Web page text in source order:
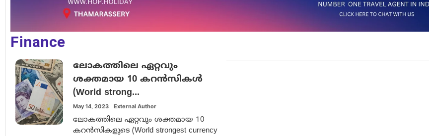
Finance
ലോകത്തിലെ ഏറ്റവും
ശക്തമായ 10 കറൻസികൾ
(World strong...
May 14, 2023 External Author
ലോകത്തിലെ ഏറ്റവും ശക്തമായ 10
കറൻസികളുടെ (World strongest currency